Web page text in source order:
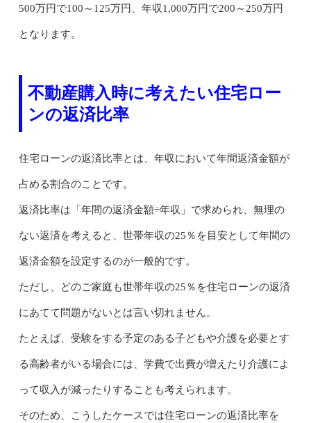
500万円で100～125万円、年収1,000万円で200～250万円
となります。
不動産購入時に考えたい住宅ロー
ンの返済比率
住宅ローンの返済比率とは、年収において年間返済金額が
占める割合のことです。
返済比率は「年間の返済金額÷年収」で求められ、無理の
ない返済を考えると、世帯年収の25％を目安として年間の
返済金額を設定するのが一般的です。
ただし、どのご家庭も世帯年収の25％を住宅ローンの返済
にあてて問題がないとは言い切れません。
たとえば、受験をする予定のある子どもや介護を必要とす
る高齢者がいる場合には、学費で出費が増えたり介護によ
って収入が減ったりすることも考えられます。
そのため、こうしたケースでは住宅ローンの返済比率を